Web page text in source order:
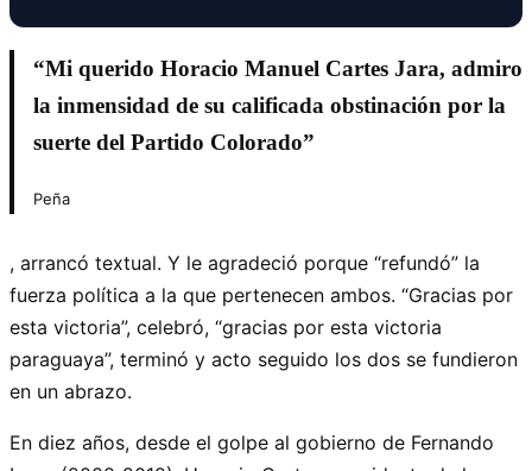
“Mi querido Horacio Manuel Cartes Jara, admiro
la inmensidad de su calificada obstinación por la
suerte del Partido Colorado”
Peña
, arrancó textual. Y le agradeció porque “refundó” la
fuerza política a la que pertenecen ambos. “Gracias por
esta victoria”, celebró, “gracias por esta victoria
paraguaya”, terminó y acto seguido los dos se fundieron
en un abrazo.
En diez años, desde el golpe al gobierno de Fernando